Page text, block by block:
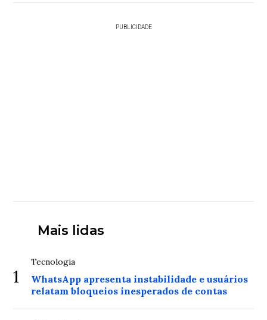
PUBLICIDADE
Mais lidas
1
Tecnologia
WhatsApp apresenta instabilidade e usuários
relatam bloqueios inesperados de contas